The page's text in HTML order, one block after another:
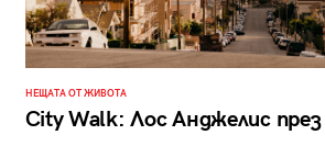
НЕЩАТА ОТ ЖИВОТА
City Walk: Лос Анджелис през